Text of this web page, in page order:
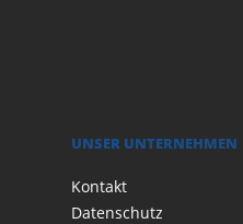
UNSER UNTERNEHMEN
Kontakt
Datenschutz